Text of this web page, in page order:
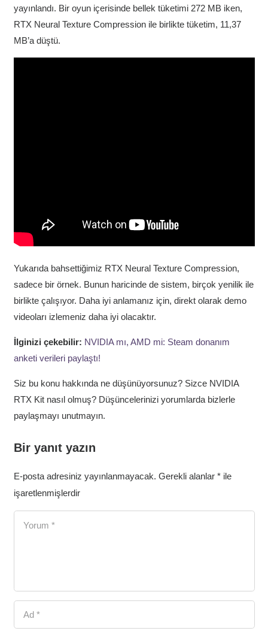
yayınlandı. Bir oyun içerisinde bellek tüketimi 272 MB iken,
RTX Neural Texture Compression ile birlikte tüketim, 11,37
MB’a düştü.
Yukarıda bahsettiğimiz RTX Neural Texture Compression,
sadece bir örnek. Bunun haricinde de sistem, birçok yenilik ile
birlikte çalışıyor. Daha iyi anlamanız için, direkt olarak demo
videoları izlemeniz daha iyi olacaktır.
İlginizi çekebilir: NVIDIA mı, AMD mi: Steam donanım
anketi verileri paylaştı!
Siz bu konu hakkında ne düşünüyorsunuz? Sizce NVIDIA
RTX Kit nasıl olmuş? Düşüncelerinizi yorumlarda bizlerle
paylaşmayı unutmayın.
Bir yanıt yazın
E-posta adresiniz yayınlanmayacak. Gerekli alanlar *ile
işaretlenmişlerdir